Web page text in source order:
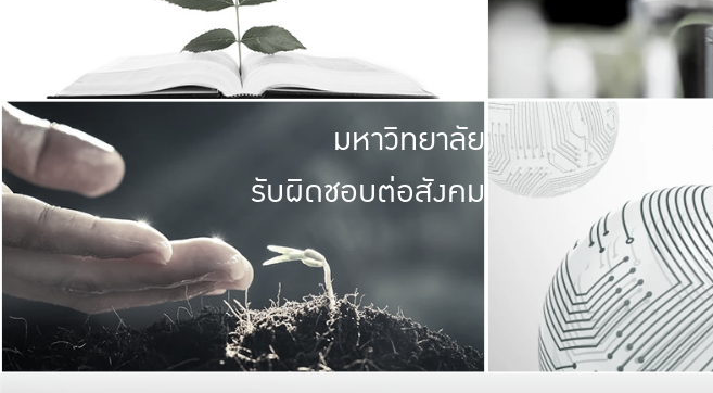
มหาวิทยาลัย
รับผิดชอบต่อสังคม